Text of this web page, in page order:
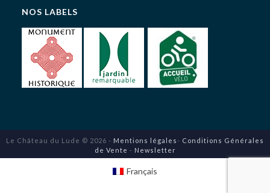
NOS LABELS
Le Château du Lude © 2026 - Mentions légales- Conditions Générales
de Vente - Newsletter
Français